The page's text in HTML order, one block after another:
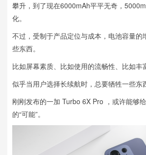
攀升，到了现在6000mAh平平无奇，
化。
不过，受制于产品定位与成本，电池容量的
些东西。
比如屏幕素质、比如使用的流畅性、比如丰
似乎当用户选择长续航时，总要牺牲一些东
刚刚发布的一加 Turbo 6X Pro ，或许能够
的“可能”。